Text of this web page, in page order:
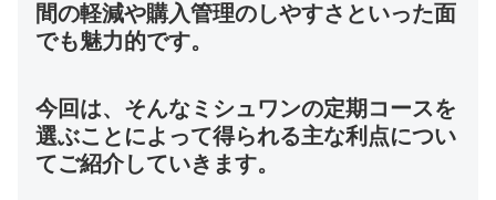
間の軽減や購入管理のしやすさといった面
でも魅力的です。
今回は、そんなミシュワンの定期コースを
選ぶことによって得られる主な利点につい
てご紹介していきます。